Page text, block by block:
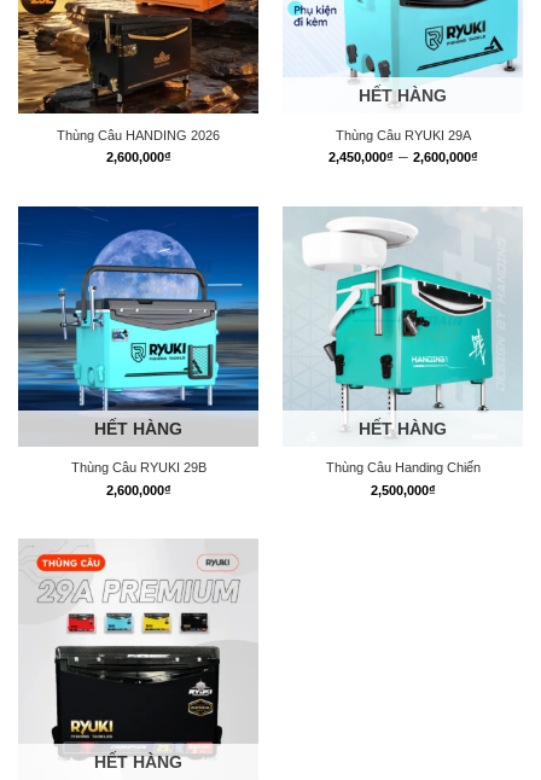
Thùng Câu HANDING 2026
2,600,000₫
HẾT HÀNG
Thùng Câu RYUKI 29A
2,450,000₫ – 2,600,000₫Khoảng
HẾT HÀNG
Thùng Câu RYUKI 29B
2,600,000₫
HẾT HÀNG
Thùng Câu Handing Chiến
2,500,000₫
HẾT HÀNG